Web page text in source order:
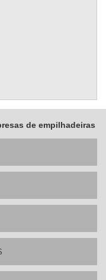
de empilhadeiras